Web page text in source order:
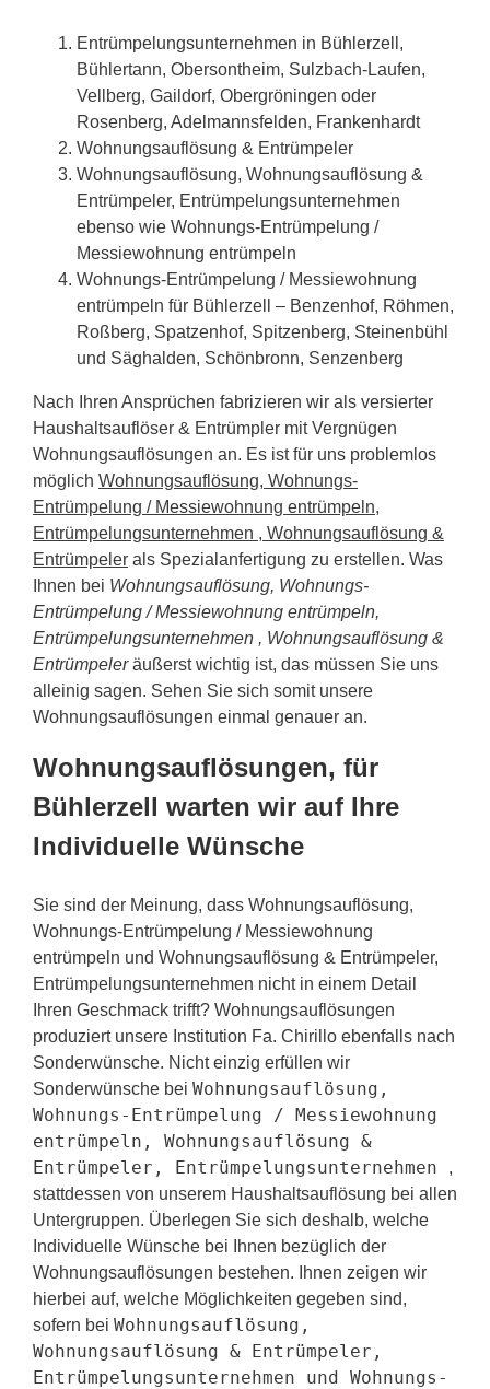
Entrümpelungsunternehmen in Bühlerzell,
Bühlertann, Obersontheim, Sulzbach-Laufen,
Vellberg, Gaildorf, Obergröningen oder
Rosenberg, Adelmannsfelden, Frankenhardt
Wohnungsauflösung & Entrümpeler
Wohnungsauflösung, Wohnungsauflösung &
Entrümpeler, Entrümpelungsunternehmen
ebenso wie Wohnungs-Entrümpelung /
Messiewohnung entrümpeln
Wohnungs-Entrümpelung / Messiewohnung
entrümpeln für Bühlerzell – Benzenhof, Röhmen,
Roßberg, Spatzenhof, Spitzenberg, Steinenbühl
und Säghalden, Schönbronn, Senzenberg
Nach Ihren Ansprüchen fabrizieren wir als versierter
Haushaltsauflöser & Entrümpler mit Vergnügen
Wohnungsauflösungen an. Es ist für uns problemlos
möglich Wohnungsauflösung, Wohnungs-
Entrümpelung / Messiewohnung entrümpeln,
Entrümpelungsunternehmen , Wohnungsauflösung &
Entrümpeler als Spezialanfertigung zu erstellen. Was
Ihnen bei Wohnungsauflösung, Wohnungs-
Entrümpelung / Messiewohnung entrümpeln,
Entrümpelungsunternehmen , Wohnungsauflösung &
Entrümpeleräußerst wichtig ist, das müssen Sie uns
alleinig sagen. Sehen Sie sich somit unsere
Wohnungsauflösungen einmal genauer an.
Wohnungsauflösungen, für
Bühlerzell warten wir auf Ihre
Individuelle Wünsche
Sie sind der Meinung, dass Wohnungsauflösung,
Wohnungs-Entrümpelung / Messiewohnung
entrümpeln und Wohnungsauflösung & Entrümpeler,
Entrümpelungsunternehmen nicht in einem Detail
Ihren Geschmack trifft? Wohnungsauflösungen
produziert unsere Institution Fa. Chirillo ebenfalls nach
Sonderwünsche. Nicht einzig erfüllen wir
Sonderwünsche bei Wohnungsauflösung,
Wohnungs-Entrümpelung / Messiewohnung
entrümpeln, Wohnungsauflösung &
Entrümpeler, Entrümpelungsunternehmen
,
stattdessen von unserem Haushaltsauflösung bei allen
Untergruppen. Überlegen Sie sich deshalb, welche
Individuelle Wünsche bei Ihnen bezüglich der
Wohnungsauflösungen bestehen. Ihnen zeigen wir
hierbei auf, welche Möglichkeiten gegeben sind,
sofern bei Wohnungsauflösung,
Wohnungsauflösung & Entrümpeler,
Entrümpelungsunternehmen und Wohnungs-